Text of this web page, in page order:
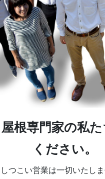
根専門家の私
ください。
しつこい営業は一切いたしま